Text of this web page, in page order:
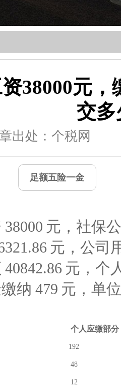
38000元
交多
出处：个税网
足额五险一金
38000 元，社保
元，公司
40842.86 元，个
纳 479 元，单
个人应缴部分
192
48
12